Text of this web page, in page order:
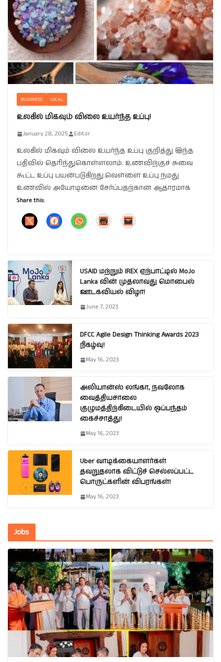
BUSINESS LOCAL
உலகில் மிகவும் விலை உயர்ந்த உப்பு!
January 28, 2025 Editor
உலகில் மிகவும் விலை உயர்ந்த உப்பு குறித்து இந்த
பதிவில் தெரிந்துகொள்ளலாம். உணவிற்குச் சுவை
கூட்ட உப்பு பயன்படுகிறது.வெள்ளை உப்பு நமது
உணவில் அயோடினை சேர்ப்பதற்கான ஆதாரமாக
Share this:
USAID மற்றும் IREX ஏற்பாட்டில் MoJo
Lanka வின் முதலாவது மொபைல்
ஊடகவியல் விழா!
June 7, 2023
DFCC Agile Design Thinking Awards 2023
நிகழ்வு!
May 16, 2023
அலியான்ஸ் லங்கா, நவலோக
வைத்தியசாலை
குழுமத்திற்கிடையில் ஒப்பந்தம்
கைச்சாத்து!
May 16, 2023
Uber வாடிக்கையாளர்கள்
தவறுதலாக விட்டுச் செல்லப்பட்ட
பொருட்களின் விபரங்கள்!
May 16, 2023
Jobs